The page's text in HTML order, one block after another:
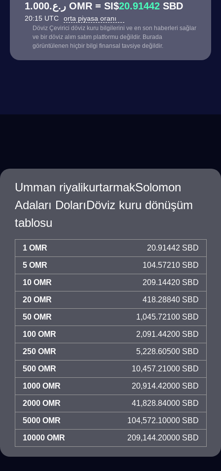
ر.ع.1.000 OMR = SI$20.91442 SBD
20:15 UTC orta piyasa oranı
Döviz Çevirici döviz kuru bilgilerini ve en son haberleri sağlar
ve bir döviz alım satım platformu değildir. Burada
görüntülenen hiçbir bilgi finansal tavsiye değildir.
Umman riyalikurtarmakSolomon
Adaları DolarıDöviz kuru dönüşüm
tablosu
1 OMR 20.91442 SBD
5 OMR 104.57210 SBD
10 OMR 209.14420 SBD
20 OMR 418.28840 SBD
50 OMR 1,045.72100 SBD
100 OMR 2,091.44200 SBD
250 OMR 5,228.60500 SBD
500 OMR 10,457.21000 SBD
1000 OMR 20,914.42000 SBD
2000 OMR 41,828.84000 SBD
5000 OMR 104,572.10000 SBD
10000 OMR 209,144.20000 SBD